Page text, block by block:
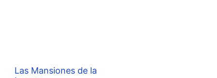
Las Mansiones de la